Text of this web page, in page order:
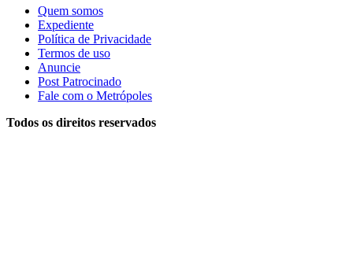
Quem somos
Expediente
Política de Privacidade
Termos de uso
Anuncie
Post Patrocinado
Fale com o Metrópoles
Todos os direitos reservados